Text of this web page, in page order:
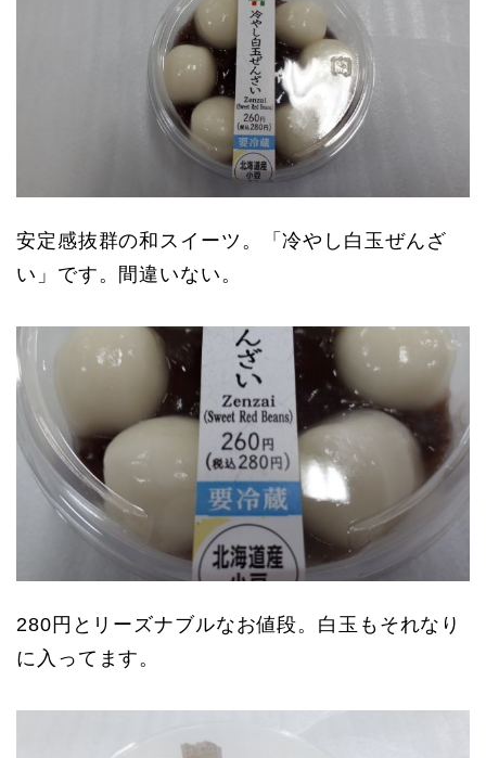
安定感抜群の和スイーツ。「冷やし白玉ぜんざ
い」です。間違いない。
280円とリーズナブルなお値段。白玉もそれなり
に入ってます。